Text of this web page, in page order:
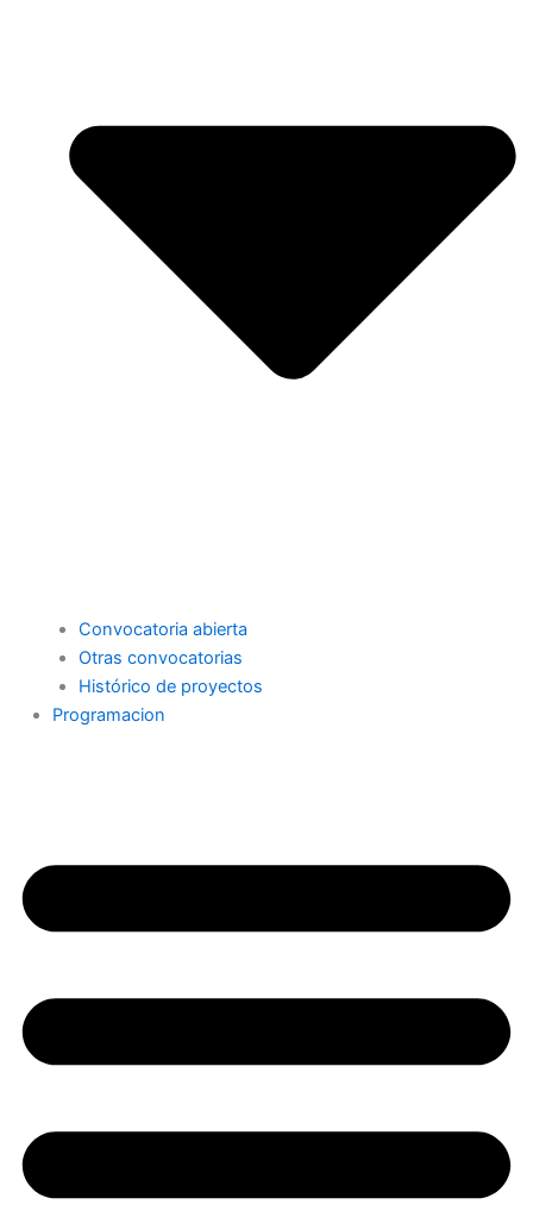
Convocatoria abierta
Otras convocatorias
Histórico de proyectos
Programacion